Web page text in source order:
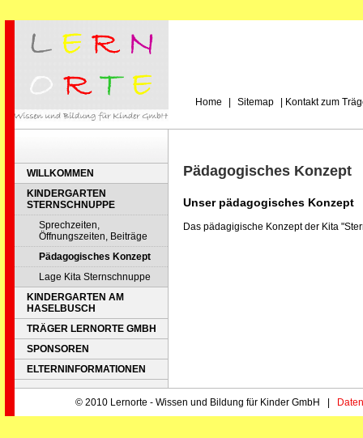
Home Sitemap Kontakt zum
WILLKOMMEN
KINDERGARTEN
STERNSCHNUPPE
Sprechzeiten,
Öffnungszeiten, Beiträge
Pädagogisches Konzept
Lage Kita Sternschnuppe
KINDERGARTEN AM
HASELBUSCH
TRÄGER LERNORTE GMBH
SPONSOREN
ELTERNINFORMATIONEN
Pädagogisches Konzept
Unser pädagogisches Konzept
Das pädagigische Konzept der Kita
© 2010 Lernorte - Wissen und Bildung für Kinder GmbH |